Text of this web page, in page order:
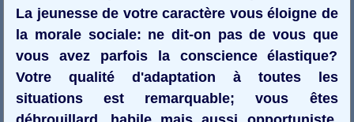
La jeunesse de votre caractère vous éloigne de
la morale sociale: ne dit-on pas de vous que
vous avez parfois la conscience élastique?
Votre qualité d'adaptation à toutes les
situations est remarquable; vous êtes